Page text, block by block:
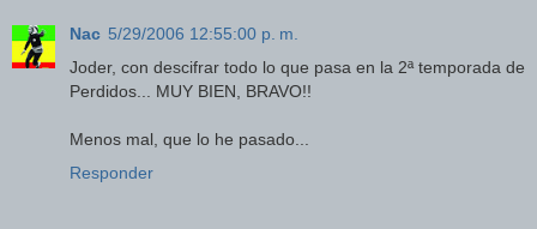
Nac 5/29/2006 12:55:00 p. m.
Joder, con descifrar todo lo que pasa en la 2ª temporada de
Perdidos... MUY BIEN, BRAVO!!
Menos mal, que lo he pasado...
Responder